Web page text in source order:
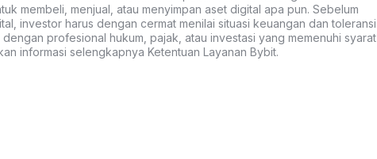
membeli, menjual, atau menyimpan aset digital apa pun. Sebelum
investor harus dengan cermat menilai situasi keuangan dan toleransi
profesional hukum, pajak, atau investasi yang memenuhi syarat
informasi selengkapnya Ketentuan Layanan Bybit.